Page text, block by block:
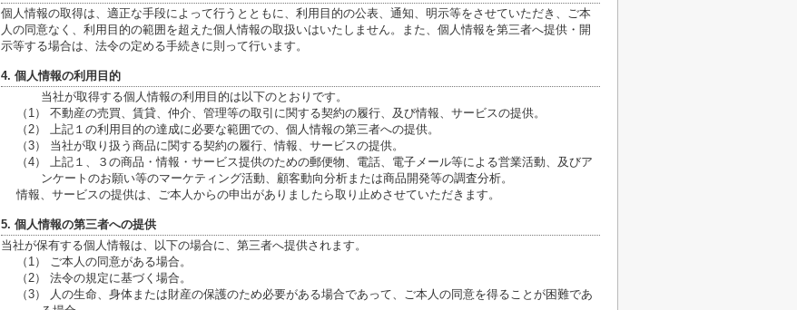
個人情報の取得は、適正な手段によって行うとともに、利用目的の公表、通知、明示等をさせていただき、ご本
人の同意なく、利用目的の範囲を超えた個人情報の取扱いはいたしません。また、個人情報を第三者へ提供・開
示等する場合は、法令の定める手続きに則って行います。
4. 個人情報の利用目的
当社が取得する個人情報の利用目的は以下のとおりです。
（1） 不動産の売買、賃貸、仲介、管理等の取引に関する契約の履行、及び情報、サービスの提供。
（2） 上記１の利用目的の達成に必要な範囲での、個人情報の第三者への提供。
（3） 当社が取り扱う商品に関する契約の履行、情報、サービスの提供。
（4） 上記１、３の商品・情報・サービス提供のための郵便物、電話、電子メール等による営業活動、及びア
ンケートのお願い等のマーケティング活動、顧客動向分析または商品開発等の調査分析。
情報、サービスの提供は、ご本人からの申出がありましたら取り止めさせていただきます。
5. 個人情報の第三者への提供
当社が保有する個人情報は、以下の場合に、第三者へ提供されます。
（1） ご本人の同意がある場合。
（2） 法令の規定に基づく場合。
（3） 人の生命、身体または財産の保護のため必要がある場合であって、ご本人の同意を得ることが困難であ